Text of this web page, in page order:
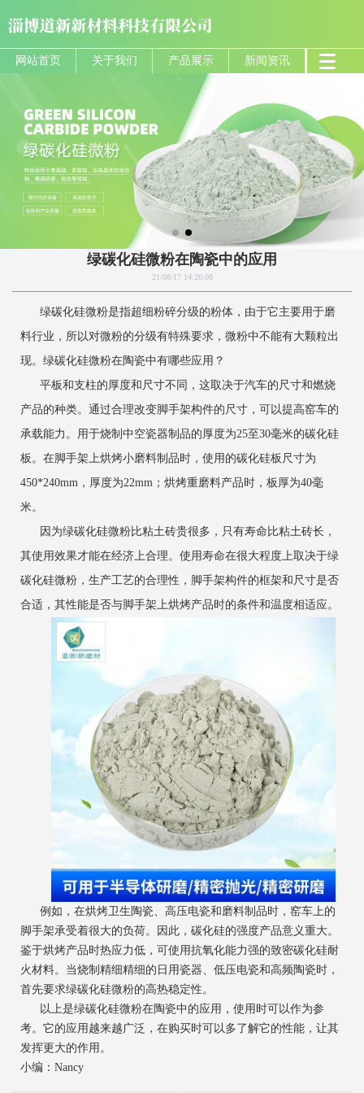
网站首页 关于我们 产品展示 新闻资讯
绿碳化硅微粉在陶瓷中的应用
21/08/17 14:26:08
绿碳化硅微粉是指超细粉碎分级的粉体，由于它主要用于磨
料行业，所以对微粉的分级有特殊要求，微粉中不能有大颗粒出
现。绿碳化硅微粉在陶瓷中有哪些应用？
平板和支柱的厚度和尺寸不同，这取决于汽车的尺寸和燃烧
产品的种类。通过合理改变脚手架构件的尺寸，可以提高窑车的
承载能力。用于烧制中空瓷器制品的厚度为25至30毫米的碳化硅
板。在脚手架上烘烤小磨料制品时，使用的碳化硅板尺寸为
450*240mm，厚度为22mm；烘烤重磨料产品时，板厚为40毫
米。
因为绿碳化硅微粉比粘土砖贵很多，只有寿命比粘土砖长，
其使用效果才能在经济上合理。使用寿命在很大程度上取决于绿
碳化硅微粉，生产工艺的合理性，脚手架构件的框架和尺寸是否
合适，其性能是否与脚手架上烘烤产品时的条件和温度相适应。
例如，在烘烤卫生陶瓷、高压电瓷和磨料制品时，窑车上的
脚手架承受着很大的负荷。因此，碳化硅的强度产品意义重大。
鉴于烘烤产品时热应力低，可使用抗氧化能力强的致密碳化硅耐
火材料。当烧制精细精细的日用瓷器、低压电瓷和高频陶瓷时，
首先要求绿碳化硅微粉的高热稳定性。
以上是绿碳化硅微粉在陶瓷中的应用，使用时可以作为参
考。它的应用越来越广泛，在购买时可以多了解它的性能，让其
发挥更大的作用。
小编：Nancy